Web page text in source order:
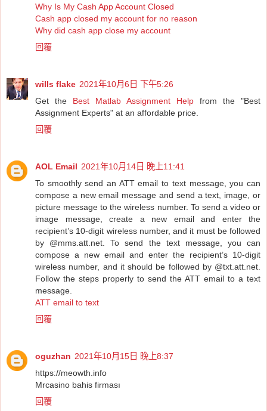
Why Is My Cash App Account Closed
Cash app closed my account for no reason
Why did cash app close my account
回覆
wills flake 2021年10月6日 下午5:26
Get the Best Matlab Assignment Help from the "Best
Assignment Experts" at an affordable price.
回覆
AOL Email 2021年10月14日 晚上11:41
To smoothly send an ATT email to text message, you can
compose a new email message and send a text, image, or
picture message to the wireless number. To send a video or
image message, create a new email and enter the
recipient’s 10-digit wireless number, and it must be followed
by @mms.att.net. To send the text message, you can
compose a new email and enter the recipient’s 10-digit
wireless number, and it should be followed by @txt.att.net.
Follow the steps properly to send the ATT email to a text
message.
ATT email to text
回覆
oguzhan 2021年10月15日 晚上8:37
https://meowth.info
Mrcasino bahis firması
回覆